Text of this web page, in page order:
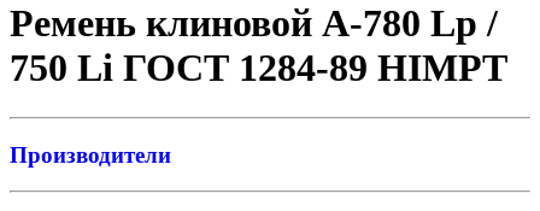
Ремень клиновой А-780 Lp /
750 Li ГОСТ 1284-89 HIMPT
Производители